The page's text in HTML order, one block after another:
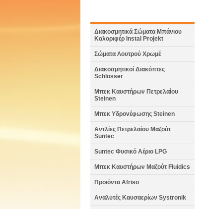
Διακοσμητικά Σώματα Μπάνιου
Καλοριφέρ Instal Projekt
Σώματα Λουτρού Χρωμέ
Διακοσμητικοί Διακόπτες
Schlösser
Μπεκ Καυστήρων Πετρελαίου
Steinen
Μπεκ Υδρονέφωσης Steinen
Αντλίες Πετρελαίου Μαζούτ
Suntec
Suntec Φυσικό Αέριο LPG
Μπεκ Καυστήρων Μαζούτ Fluidics
Προϊόντα Afriso
Αναλυτές Καυσαερίων Systronik